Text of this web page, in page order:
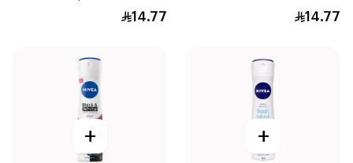
والأخشاب الداكنة للرجال 50مل
14.77
أكتيف 50مل
14.77
+
+